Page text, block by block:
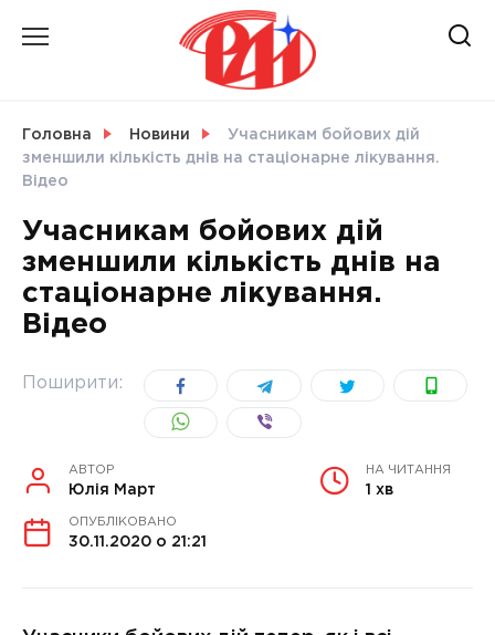
СВІТ
УКРАЇНА
Головна Новини
Учасникам бойових дій
зменшили кількість днів на стаціонарне лікування.
Відео
Учасникам бойових дій
зменшили кількість днів на
стаціонарне лікування.
Відео
Поширити:
АВТОР
Юлія Март
НА ЧИТАННЯ
1 хв
ОПУБЛІКОВАНО
30.11.2020 о 21:21